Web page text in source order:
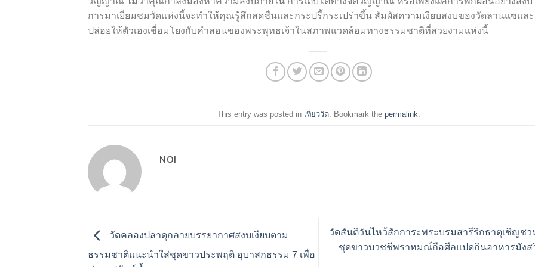
การมาเยี่ยมชมวัดแห่งนี้จะทำให้คุณรู้สึกสดชื่นและกระปรี้กระเปร่าขึ้น สัมผัสความเงียบสงบของวัดลานแซและ
ปล่อยให้ตัวเองเชื่อมโยงกับคำสอนของพระพุทธเจ้าในสภาพแวดล้อมทางธรรมชาติที่สวยงามแห่งนี้
This entry was posted in เที่ยววัด. Bookmark the permalink
NOI
วัดคลองปลาดุกลายบรรยากาศสงบเงียบตาม
ธรรมชาติแนะนำใส่ชุดขาวประพฤติ อุบาสกธรรม 7 เพื่อ
วัดสันติวันไหว้สักการะพระบรมสารีริกธาตุเชิญชว
ชุดขาวบวชชีพราหมณ์ถือศีลแปดกินอาหารมังส